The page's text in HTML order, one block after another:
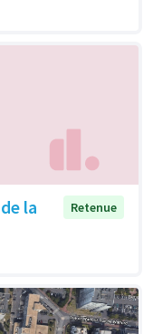
la
Retenue